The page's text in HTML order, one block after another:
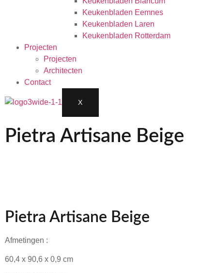
Keukenbladen Eemnes
Keukenbladen Laren
Keukenbladen Rotterdam
Projecten
Projecten
Architecten
Contact
X
Pietra Artisane Beige
Pietra Artisane Beige
Afmetingen :
60,4 x 90,6 x 0,9 cm